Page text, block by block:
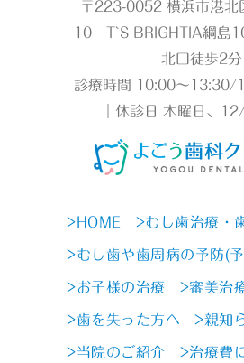
〒223-0052 横浜市港北
10 T`S BRIGHTIA綱島
北口徒歩2分
診療時間 10:00～13:30/
｜休診日 木曜日、
>HOME >むし歯治療・
>むし歯や歯周病の予防(
>お子様の治療 >審美治
>歯を失った方へ >親知
>当院のご紹介 >治療費